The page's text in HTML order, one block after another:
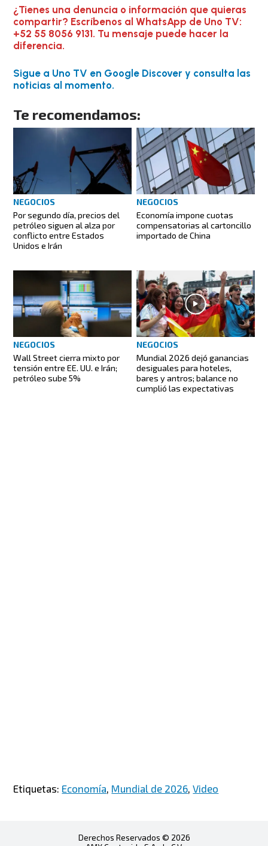
¿Tienes una denuncia o información que quieras
compartir? Escríbenos al WhatsApp de Uno TV:
+52 55 8056 9131. Tu mensaje puede hacer la
diferencia.
Sigue a Uno TV en Google Discover y consulta las
noticias al momento.
Te recomendamos:
NEGOCIOS
Por segundo día, precios del
petróleo siguen al alza por
conflicto entre Estados
Unidos e Irán
NEGOCIOS
Economía impone cuotas
compensatorias al cartoncillo
importado de China
NEGOCIOS
Wall Street cierra mixto por
tensión entre EE. UU. e Irán;
petróleo sube 5%
NEGOCIOS
Mundial 2026 dejó ganancias
desiguales para hoteles,
bares y antros; balance no
cumplió las expectativas
Etiquetas: Economía, Mundial de 2026,Video
Derechos Reservados © 2026